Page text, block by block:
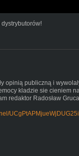
opinią publiczną i
kladzie sie cieniem
redaktor Radosław
join
newsy, wywiady,